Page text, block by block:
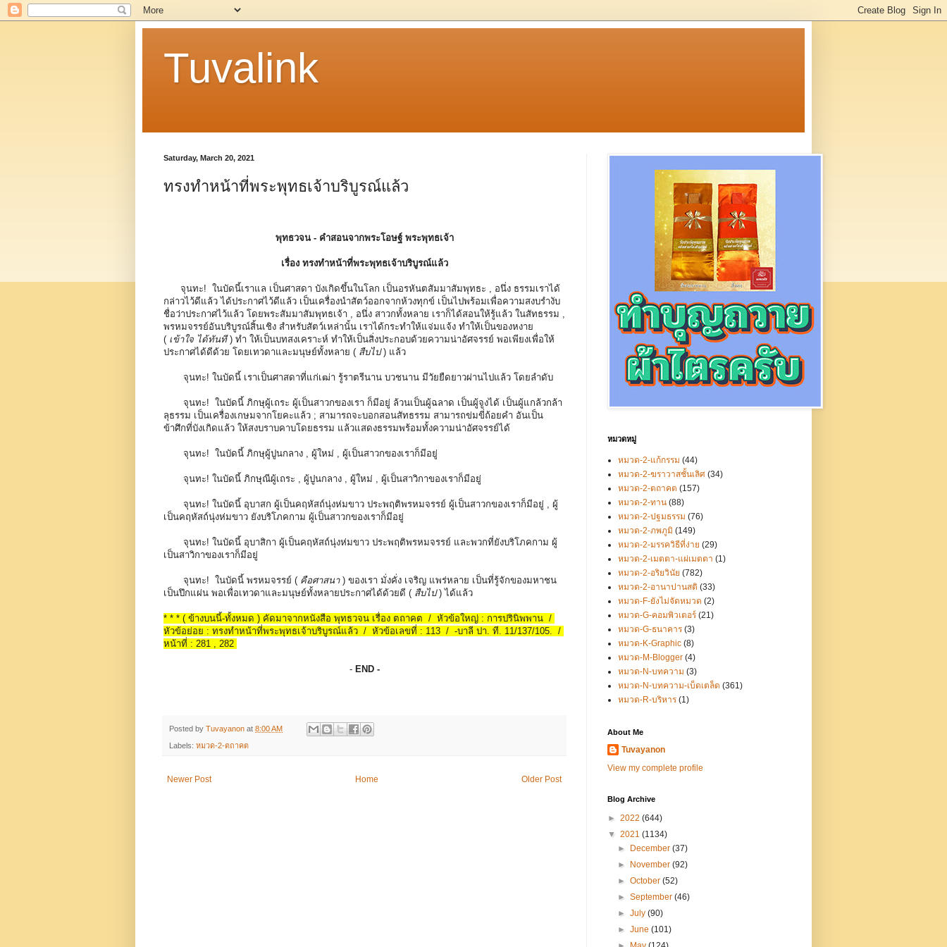
Tuvalink
Saturday, March 20, 2021
ทรงทำหน้าที่พระพุทธเจ้าบริบูรณ์แล้ว
พุทธวจน - คําสอนจากพระโอษฐ์ พระพุทธเจ้า
เรื่อง ทรงทำหน้าที่พระพุทธเจ้าบริบูรณ์แล้ว
จุนทะ! ในบัดนี้เราแล เป็นศาสดา บังเกิดขึ้นในโลก เป็นอรหันตสัมมาสัมพุทธะ , อนึ่ง ธรรมเราได้
กล่าวไว้ดีแล้ว ได้ประกาศไว้ดีแล้ว เป็นเครื่องนำสัตว์ออกจากห้วงทุกข์ เป็นไปพร้อมเพื่อความสงบรำงับ
ชื่อว่าประกาศไว้แล้ว โดยพระสัมมาสัมพุทธเจ้า , อนึ่ง สาวกทั้งหลาย เราก็ได้สอนให้รู้แล้ว ในสัทธรรม ,
พรหมจรรย์อันบริบูรณ์สิ้นเชิง สำหรับสัตว์เหล่านั้น เราได้กระทำให้แจ่มแจ้ง ทำให้เป็นของหงาย
( เข้าใจ ได้ทันที) ทำ ให้เป็นบทสงเคราะห์ ทำให้เป็นสิ่งประกอบด้วยความน่าอัศจรรย์ พอเพียงเพื่อให้
ประกาศได้ดีด้วย โดยเทวดาและมนุษย์ทั้งหลาย ( สืบไป) แล้ว
จุนทะ! ในบัดนี้ เราเป็นศาสดาที่แก่เฒ่า รู้ราตรีนาน บวชนาน มีวัยยืดยาวผ่านไปแล้ว โดยลำดับ
จุนทะ! ในบัดนี้ ภิกษุผู้เถระ ผู้เป็นสาวกของเรา ก็มีอยู่ ล้วนเป็นผู้ฉลาด เป็นผู้จูงได้ เป็นผู้แกล้วกล้า
ลุธรรม เป็นเครื่องเกษมจากโยคะแล้ว ; สามารถจะบอกสอนสัทธรรม สามารถข่มขี่ถ้อยคำ อันเป็น
ข้าศึกที่บังเกิดแล้ว ให้สงบราบคาบโดยธรรม แล้วแสดงธรรมพร้อมทั้งความน่าอัศจรรย์ได้
จุนทะ! ในบัดนี้ ภิกษุผู้ปูนกลาง , ผู้ใหม่ , ผู้เป็นสาวกของเราก็มีอยู่
จุนทะ! ในบัดนี้ ภิกษุณีผู้เถระ , ผู้ปูนกลาง , ผู้ใหม่ , ผู้เป็นสาวิกาของเราก็มีอยู่
จุนทะ! ในบัดนี้ อุบาสก ผู้เป็นคฤหัสถ์นุ่งห่มขาว ประพฤติพรหมจรรย์ ผู้เป็นสาวกของเราก็มีอยู่ , ผู้
เป็นคฤหัสถ์นุ่งห่มขาว ยังบริโภคกาม ผู้เป็นสาวกของเราก็มีอยู่
จุนทะ! ในบัดนี้ อุบาสิกา ผู้เป็นคฤหัสถ์นุ่งห่มขาว ประพฤติพรหมจรรย์ และพวกที่ยังบริโภคกาม ผู้
เป็นสาวิกาของเราก็มีอยู่
จุนทะ! ในบัดนี้ พรหมจรรย์ ( คือศาสนา) ของเรา มั่งคั่ง เจริญ แพร่หลาย เป็นที่รู้จักของมหาชน
เป็นปึกแผ่น พอเพื่อเทวดาและมนุษย์ทั้งหลายประกาศได้ด้วยดี ( สืบไป) ได้แล้ว
* * * ( ข้างบนนี้-ทั้งหมด ) คัดมาจากหนังสือ พุทธวจน เรื่อง ตถาคต / หัวข้อใหญ่ : การปรินิพพาน /
หัวข้อย่อย : ทรงทำหน้าที่พระพุทธเจ้าบริบูรณ์แล้ว / หัวข้อเลขที่ : 113 / -บาลี ปา. ที. 11/137/105. /
หน้าที่ : 281 , 282
-END -
Posted by Tuvayanon at 8:00 AM
Labels: หมวด-2-ตถาคต
Newer Post Older Post
Home
หมวดหมู่
หมวด-2-แก้กรรม (44)
หมวด-2-ฆราวาสชั้นเลิศ (34)
หมวด-2-ตถาคต (157)
หมวด-2-ทาน (88)
หมวด-2-ปฐมธรรม (76)
หมวด-2-ภพภูมิ (149)
หมวด-2-มรรควิธีที่ง่าย (29)
หมวด-2-เมตตา-แผ่เมตตา (1)
หมวด-2-อริยวินัย (782)
หมวด-2-อานาปานสติ (33)
หมวด-F-ยังไม่จัดหมวด (2)
หมวด-G-คอมพิวเตอร์ (21)
หมวด-G-ธนาคาร (3)
หมวด-K-Graphic (8)
หมวด-M-Blogger (4)
หมวด-N-บทความ (3)
หมวด-N-บทความ-เบ็ดเตล็ด (361)
หมวด-R-บริหาร (1)
About Me
Tuvayanon
View my complete profile
Blog Archive
► 2022 (644)
▼ 2021 (1134)
►
December(37)
►
November(92)
►October(52)
►September(46)
►July(90)
►June(101)